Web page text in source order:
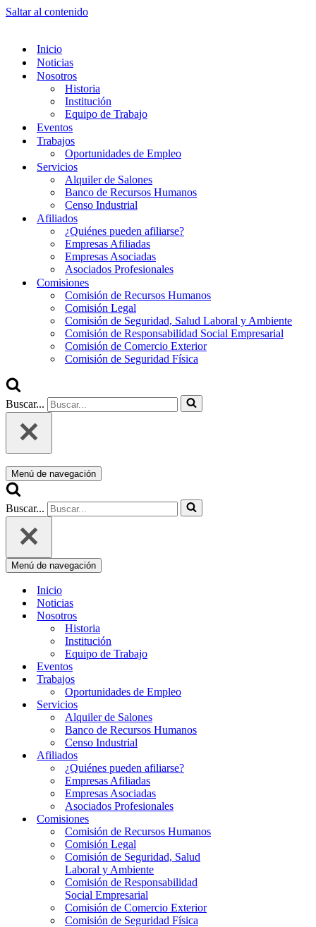
Saltar al contenido
Inicio
Noticias
Nosotros
Historia
Institución
Equipo de Trabajo
Eventos
Trabajos
Oportunidades de Empleo
Servicios
Alquiler de Salones
Banco de Recursos Humanos
Censo Industrial
Afiliados
¿Quiénes pueden afiliarse?
Empresas Afiliadas
Empresas Asociadas
Asociados Profesionales
Comisiones
Comisión de Recursos Humanos
Comisión Legal
Comisión de Seguridad, Salud Laboral y Ambiente
Comisión de Responsabilidad Social Empresarial
Comisión de Comercio Exterior
Comisión de Seguridad Física
Buscar...
Menú de navegación
Buscar...
Menú de navegación
Inicio
Noticias
Nosotros
Historia
Institución
Equipo de Trabajo
Eventos
Trabajos
Oportunidades de Empleo
Servicios
Alquiler de Salones
Banco de Recursos Humanos
Censo Industrial
Afiliados
¿Quiénes pueden afiliarse?
Empresas Afiliadas
Empresas Asociadas
Asociados Profesionales
Comisiones
Comisión de Recursos Humanos
Comisión Legal
Comisión de Seguridad, Salud
Laboral y Ambiente
Comisión de Responsabilidad
Social Empresarial
Comisión de Comercio Exterior
Comisión de Seguridad Física